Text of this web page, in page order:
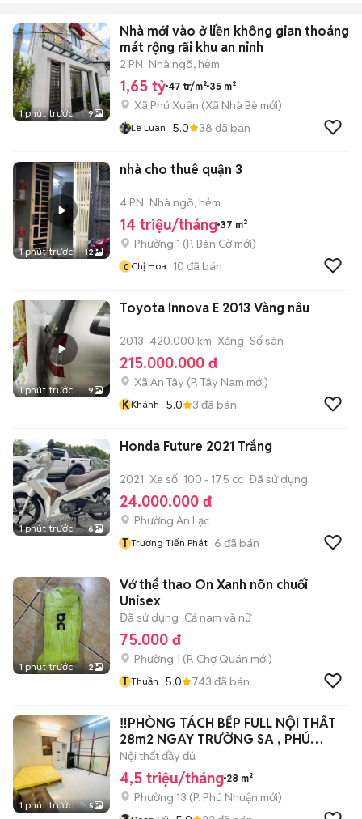
1 phút trước 9
Nhà mới vào ở liền không gian thoáng
mát rộng rãi khu an ninh
2 PN Nhà ngõ, hẻm
1,65 tỷ 47 tr/m² 35 m²
Xã Phú Xuân (Xã Nhà Bè mới)
Lê Luân 5.0 38 đã bán
1 phút trước 12
nhà cho thuê quận 3
4 PN Nhà ngõ, hẻm
14 triệu/tháng 37 m²
Phường 1 (P. Bàn Cờmới)
c Chị Hoa 10 đã bán
1 phút trước 9
Toyota Innova E 2013 Vàng nâu
2013 420.000 km Xăng Số sàn
215.000.000 đ
Xã An Tây (P. Tây Nam mới)
KKhánh 5.0 3 đã bán
1 phút trước 6
Honda Future 2021 Trắng
2021 Xe số 100 - 175 cc Đã sử dụng
24.000.000 đ
Phường An Lạc
T Trương Tiến Phát 6 đã bán
1 phút trước 2
Vớ thể thao On Xanh nõn chuối
Unisex
Đã sử dụng Cả nam và nữ
75.000 đ
Phường 1 (P. Chợ Quán mới)
T Thuần 5.0 743 đã bán
1 phút trước 5
‼️PHÒNG TÁCH BẾP FULL NỘI THẤT
28m2 NGAY TRƯỜNG SA , PHÚ
NHUẬN‼️
Nội thất đầy đủ
4,5 triệu/tháng 28 m²
Phường 13 (P. Phú Nhuận mới)